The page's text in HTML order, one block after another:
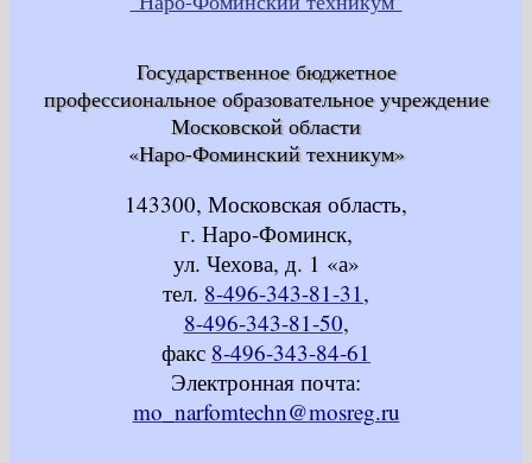
Государственное бюджетное
профессиональное образовательное учреждение
Московской области
«Наро-Фоминский техникум»
143300, Московская область,
г. Наро-Фоминск,
ул. Чехова, д. 1 «а»
тел. 8-496-343-81-31,
8-496-343-81-50,
факс 8-496-343-84-61
Электронная почта:
mo_narfomtechn@mosreg.ru